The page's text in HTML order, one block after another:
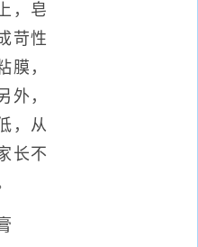
，皂
苛性
膜，
外，
，从
长不